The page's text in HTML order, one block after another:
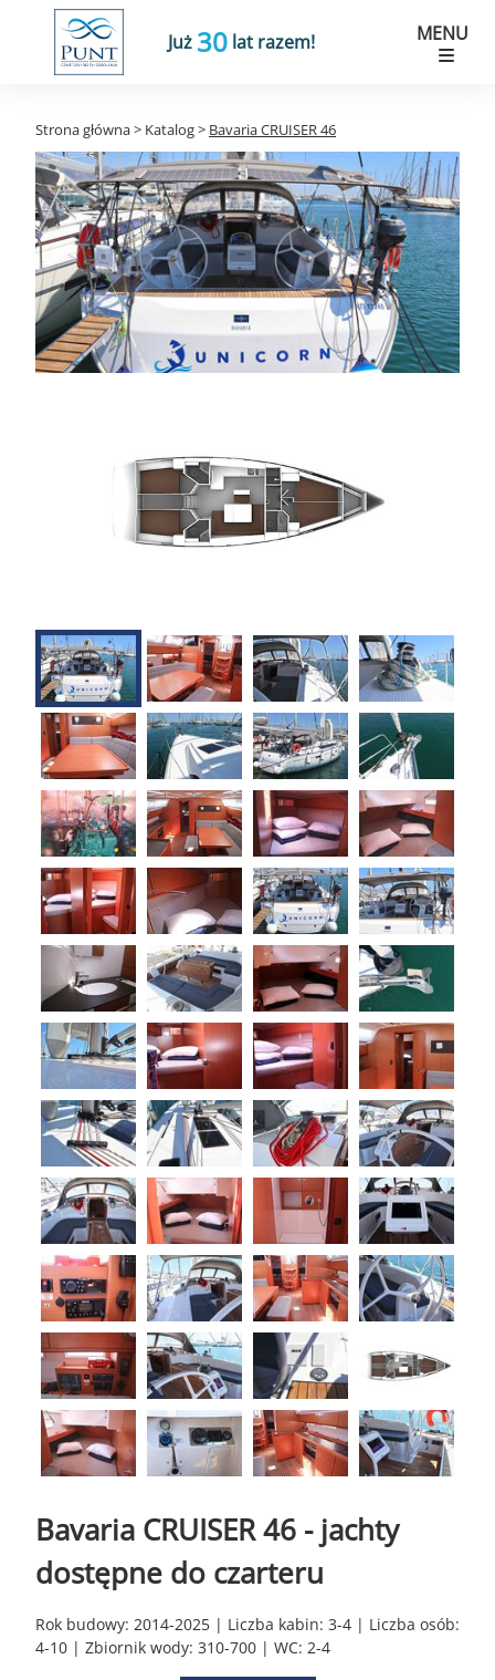
Już 30 lat razem! MENU
Strona główna> Katalog> Bavaria CRUISER 46
Bavaria CRUISER 46 - jachty
dostępne do czarteru
Rok budowy: 2014-2025 | Liczba kabin: 3-4 | Liczba osób:
4-10 | Zbiornik wody: 310-700 | WC: 2-4